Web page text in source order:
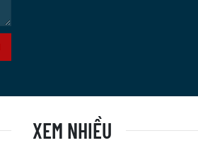
XEM NHIỀU